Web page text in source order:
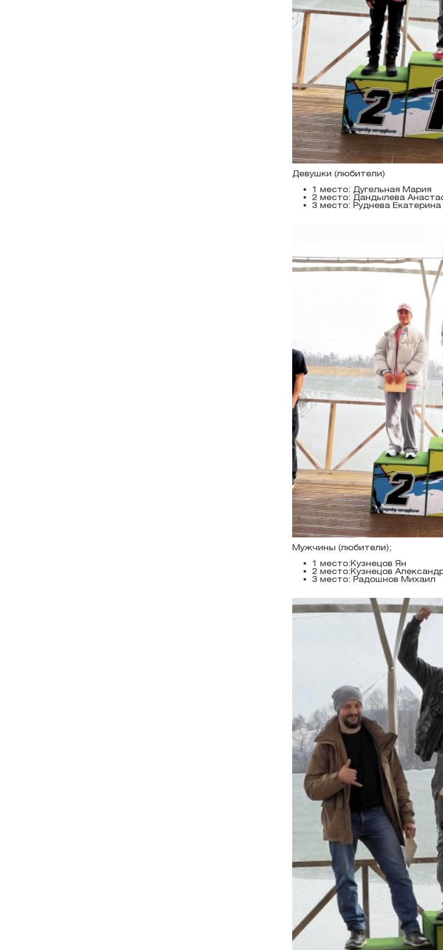
Девушки (любители)
1 место: Дугельная Мария
2 место: Дандылева
3 место: Руднева Екатерина
Мужчины (любители);
1 место:Кузнецов Ян
2 место:Кузнецов
3 место: Радошнов Михаил